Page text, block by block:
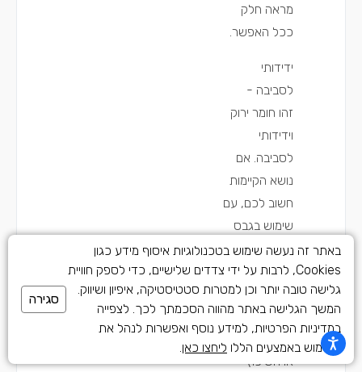
מראה חלק
ככל האפשר.
ידידותי
לסביבה -
זהו חומר ירוק
וידידותי
לסביבה. אם
נושא הקיימות
חשוב לכם, עם
שימוש בגבס
תוכלו לדעת
שאינכם
פוגעים
בסביבה
בעקבות הבניה
או השיפוץ
באתר זה נעשה שימוש בטכנולוגיות איסוף מידע כגון
Cookies, לרבות על ידי צדדים שלישיים, כדי לספק חוויית
גלישה טובה יותר וכן למטרות סטטיסטיקה, איפיון ושיווק.
המשך הגלישה באתר מהווה הסכמתך לכך. לצפייה
במדיניות הפרטיות, למידע נוסף ואפשרות לנהל את
השימוש באמצעים הללו ליחצו כאן.
סגירה